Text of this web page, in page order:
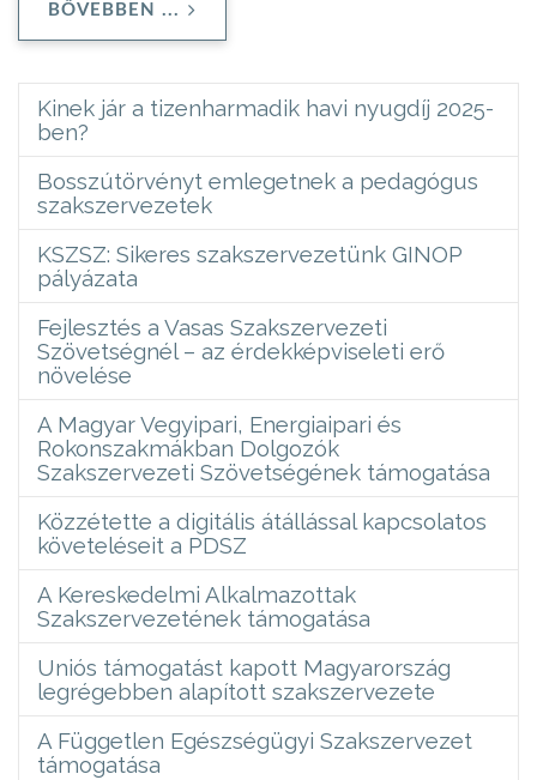
BŐVEBBEN ...
Kinek jár a tizenharmadik havi nyugdíj 2025-
ben?
Bosszútörvényt emlegetnek a pedagógus
szakszervezetek
KSZSZ: Sikeres szakszervezetünk GINOP
pályázata
Fejlesztés a Vasas Szakszervezeti
Szövetségnél – az érdekképviseleti erő
növelése
A Magyar Vegyipari, Energiaipari és
Rokonszakmákban Dolgozók
Szakszervezeti Szövetségének támogatása
Közzétette a digitális átállással kapcsolatos
követeléseit a PDSZ
A Kereskedelmi Alkalmazottak
Szakszervezetének támogatása
Uniós támogatást kapott Magyarország
legrégebben alapított szakszervezete
A Független Egészségügyi Szakszervezet
támogatása